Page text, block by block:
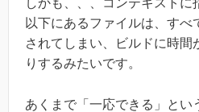
しかも、、、コンテキストに
以下にあるファイルは、すべ
されてしまい、ビルドに時間
りするみたいです。
あくまで「一応できる」とい